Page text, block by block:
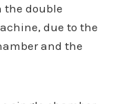
double
due to the
and the